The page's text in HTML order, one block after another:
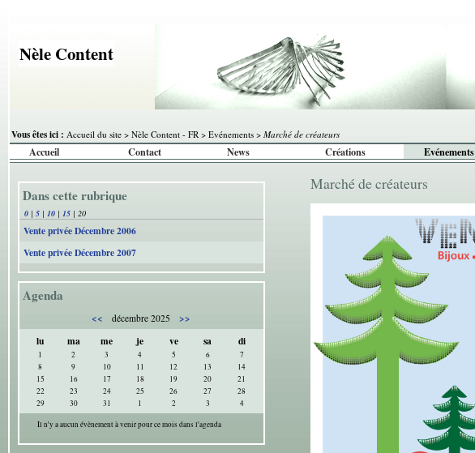
Nèle Content
Vous êtes ici : Accueil du site > Nèle Content - FR > Evénements > Marché de créateurs
Accueil Contact News Créations Evénements
Dans cette rubrique
0 | 5 | 10 | 15 | 20
Vente privée Décembre 2006
Vente privée Décembre 2007
Agenda
<< décembre 2025
>>
lu
ma me je ve sa di
1 2 3 4 5 6
7
8
9 10 11 12 13
14
15
16 17 18 19 20
21
22
23 24 25 26 27
28
29
30 31 1 2 3
4
Il n'y a aucun évènement à venir pour ce mois dans l'agenda
Marché de créateurs